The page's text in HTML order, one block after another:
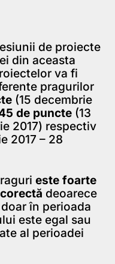
de proiecte
din aceasta
va fi
pragurilor
(15 decembrie
de puncte(13
2017) respectiv
2017 – 28
este foarte
deoarece
în perioada
este egal sau
al perioadei